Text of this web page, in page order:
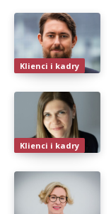
Klienci i kadry
Klienci i kadry